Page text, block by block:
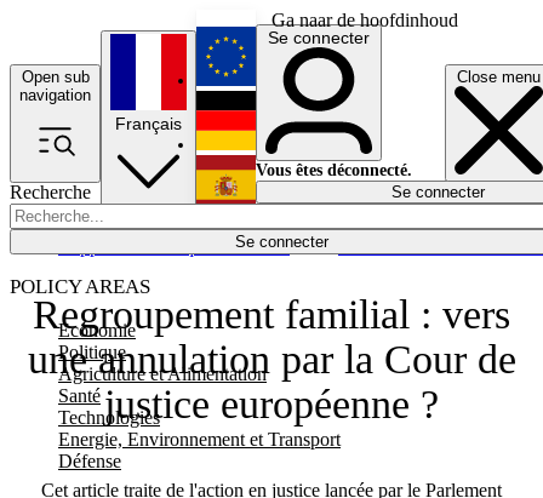
Ga naar de hoofdinhoud
Open sub
navigation
Close menu
Recherche
Se connecter
POLICY AREAS
Economie
Politique
Agriculture et Alimentation
Santé
Technologies
Energie, Environnement et Transport
Défense
Économie
Français
English
Deutsch
Español
Se connecter
Vous êtes déconnecté.
Se connecter
Regroupement familial : vers
une annulation par la Cour de
justice européenne ?
Cet article traite de l'action en justice lancée par le Parlement